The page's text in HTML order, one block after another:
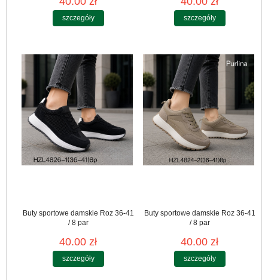
szczegóły szczegóły
Buty sportowe damskie Roz 36-41
/ 8 par
40.00 zł
szczegóły
Buty sportowe damskie Roz 36-41
/ 8 par
40.00 zł
szczegóły